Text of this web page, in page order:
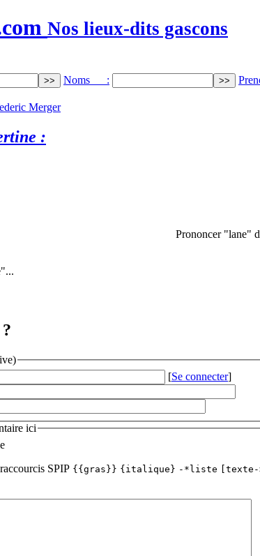
Nos lieux-dits gascons
Noms :
Merger
:
Prononcer "lane"
[Se connecter]
ici
SPIP {{gras}} {italique} -*liste